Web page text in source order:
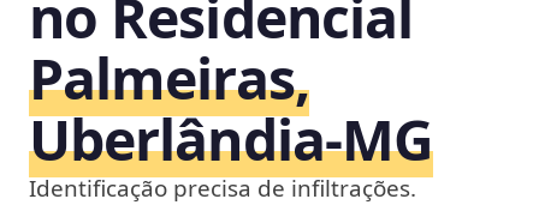
no Residencial
Palmeiras,
Uberlândia‑MG
Identificação precisa de infiltrações.